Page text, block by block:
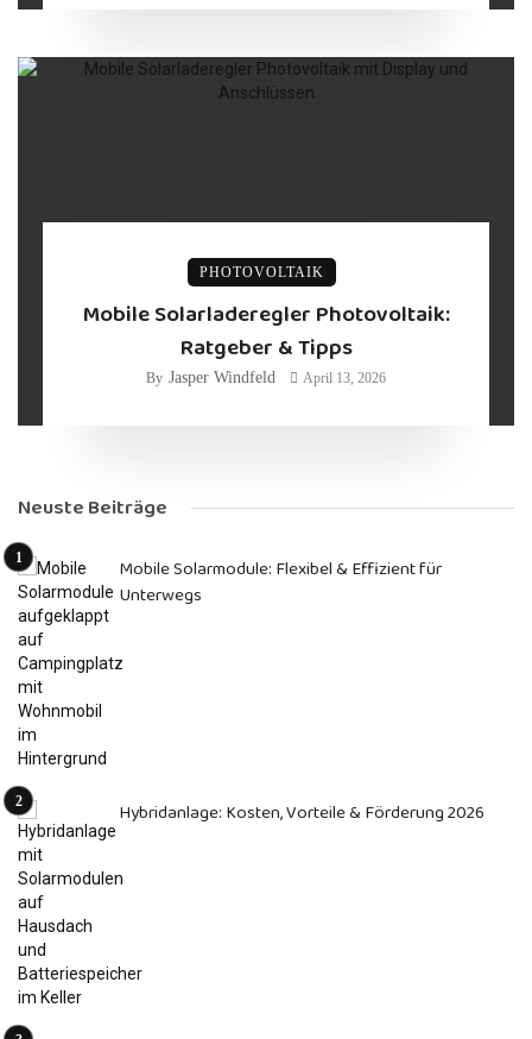
PHOTOVOLTAIK
Mobile Solarladeregler Photovoltaik:
Ratgeber & Tipps
By Jasper Windfeld April 13, 2026
Neuste Beiträge
Mobile Solarmodule: Flexibel & Effizient für
Unterwegs
Hybridanlage: Kosten, Vorteile & Förderung 2026